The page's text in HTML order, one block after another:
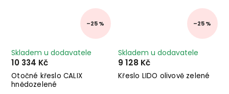
–25 %
Otočné křeslo CALIX
hnědozelené
Skladem u dodavatele
10 334 Kč
–25 %
Křeslo LIDO olivově zelené
Skladem u dodavatele
9 128 Kč